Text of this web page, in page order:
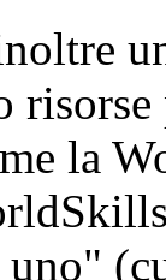
la